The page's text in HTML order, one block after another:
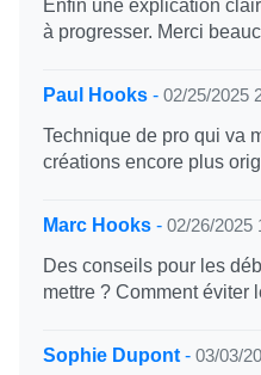
Enfin une explication
à progresser. Merci
Paul Hooks - 02/25/2025
Technique de pro qui va
créations encore plus
Marc Hooks - 02/26/2025
Des conseils pour les
mettre ? Comment éviter
Sophie Dupont - 03/03/